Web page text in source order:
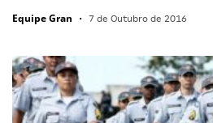
Equipe Gran • 7 de Outubro de 2016